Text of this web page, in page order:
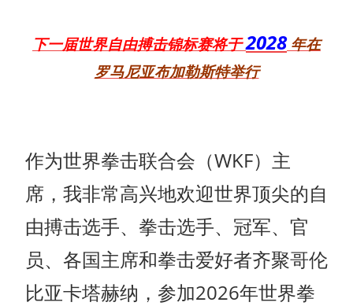
下一届世界自由搏击锦标赛将于2028 年在
罗马尼亚布加勒斯特举行
作为世界拳击联合会（WKF）主
席，我非常高兴地欢迎世界顶尖的自
由搏击选手、拳击选手、冠军、官
员、各国主席和拳击爱好者齐聚哥伦
比亚卡塔赫纳，参加2026年世界拳